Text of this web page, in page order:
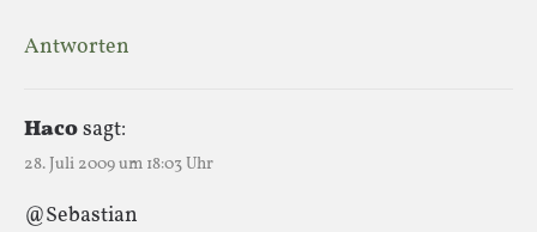
Antworten
Hacosagt:
28. Juli 2009 um 18:03 Uhr
@Sebastian